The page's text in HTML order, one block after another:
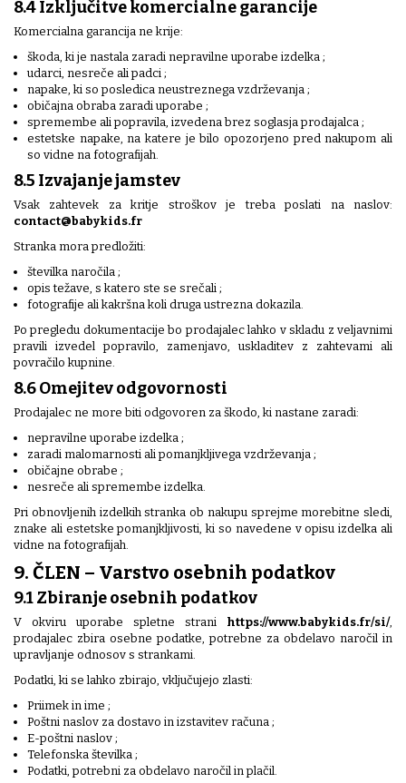
8.4 Izključitve komercialne garancije
Komercialna garancija ne krije:
škoda, ki je nastala zaradi nepravilne uporabe izdelka ;
udarci, nesreče ali padci ;
napake, ki so posledica neustreznega vzdrževanja ;
običajna obraba zaradi uporabe ;
spremembe ali popravila, izvedena brez soglasja prodajalca ;
estetske napake, na katere je bilo opozorjeno pred nakupom ali
so vidne na fotografijah.
8.5 Izvajanje jamstev
Vsak zahtevek za kritje stroškov je treba poslati na naslov:
contact@babykids.fr
Stranka mora predložiti:
številka naročila ;
opis težave, s katero ste se srečali ;
fotografije ali kakršna koli druga ustrezna dokazila.
Po pregledu dokumentacije bo prodajalec lahko v skladu z veljavnimi
pravili izvedel popravilo, zamenjavo, uskladitev z zahtevami ali
povračilo kupnine.
8.6 Omejitev odgovornosti
Prodajalec ne more biti odgovoren za škodo, ki nastane zaradi:
nepravilne uporabe izdelka ;
zaradi malomarnosti ali pomanjkljivega vzdrževanja ;
običajne obrabe ;
nesreče ali spremembe izdelka.
Pri obnovljenih izdelkih stranka ob nakupu sprejme morebitne sledi,
znake ali estetske pomanjkljivosti, ki so navedene v opisu izdelka ali
vidne na fotografijah.
9. ČLEN – Varstvo osebnih podatkov
9.1 Zbiranje osebnih podatkov
V okviru uporabe spletne strani https://www.babykids.fr/si/,
prodajalec zbira osebne podatke, potrebne za obdelavo naročil in
upravljanje odnosov s strankami.
Podatki, ki se lahko zbirajo, vključujejo zlasti:
Priimek in ime ;
Poštni naslov za dostavo in izstavitev računa ;
E-poštni naslov ;
Telefonska številka ;
Podatki, potrebni za obdelavo naročil in plačil.